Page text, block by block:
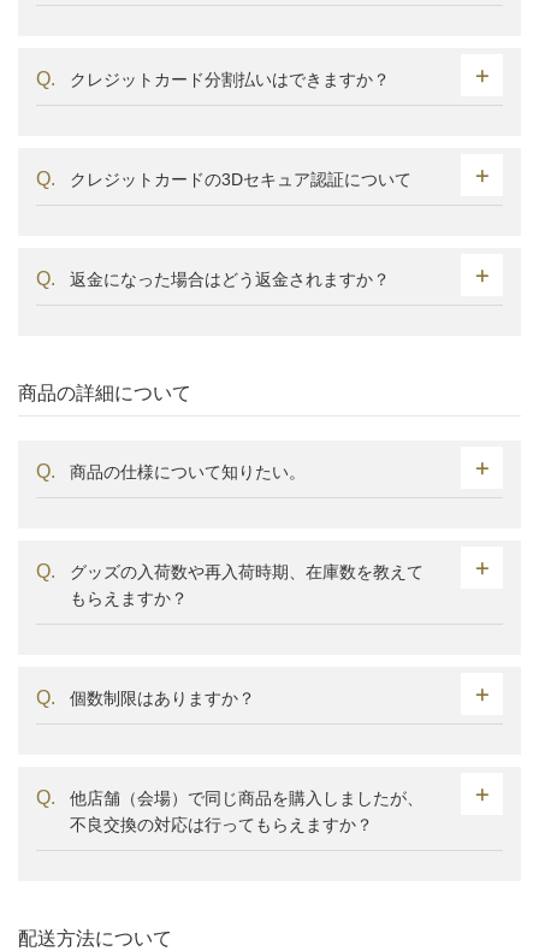
クレジットカード分割払いはできますか？
クレジットカードの3Dセキュア認証について
返金になった場合はどう返金されますか？
商品の詳細について
商品の仕様について知りたい。
グッズの入荷数や再入荷時期、在庫数を教えて
もらえますか？
個数制限はありますか？
他店舗（会場）で同じ商品を購入しましたが、
不良交換の対応は行ってもらえますか？
配送方法について